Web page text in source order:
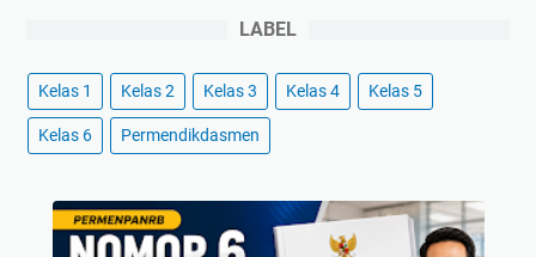
LABEL
Kelas 1 Kelas 2 Kelas 3 Kelas 4 Kelas 5
Kelas 6 Permendikdasmen